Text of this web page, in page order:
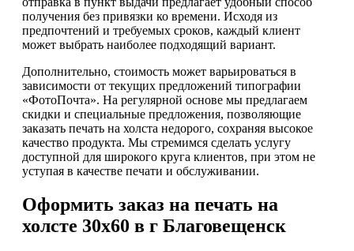
получения без привязки ко времени. Исходя из
предпочтений и требуемых сроков, каждый клиент
может выбрать наиболее подходящий вариант.
Дополнительно, стоимость может варьироваться в
зависимости от текущих предложений типографии
«ФотоПочта». На регулярной основе мы предлагаем
скидки и специальные предложения, позволяющие
заказать печать на холста недорого, сохраняя высокое
качество продукта. Мы стремимся сделать услугу
доступной для широкого круга клиентов, при этом не
уступая в качестве печати и обслуживании.
Оформить заказ на печать на
холсте 30х60 в г Благовещенск